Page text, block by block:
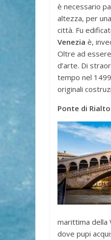
è necessario
altezza, per
città. Fu
Venezia è,
Oltre ad
d’arte. Di
tempo nel
originali
Ponte di Rialto
marittima della
dove pupi